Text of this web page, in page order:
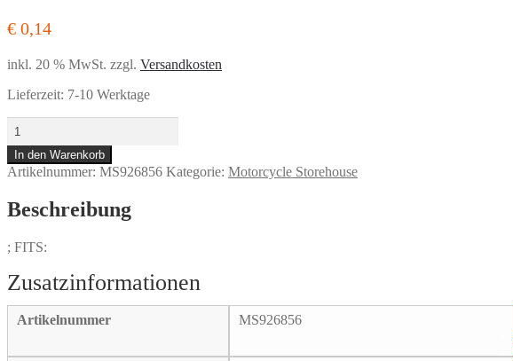
€ 0,14
inkl. 20 % MwSt. zzgl. Versandkosten
Lieferzeit: 7-10 Werktage
CYCLE
ELECTRIC
NUT
BRUSH
Menge
In den Warenkorb
Artikelnummer: MS926856 Kategorie: Motorcycle Storehouse
Beschreibung
; FITS:
Artikelnummer MS926856